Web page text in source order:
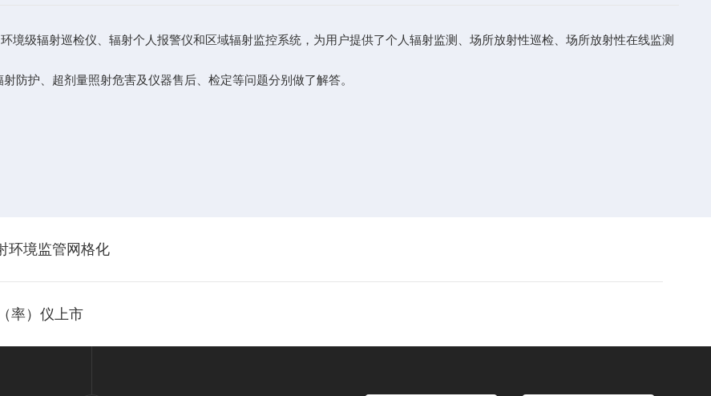
级辐射巡检仪、辐射个人报警仪和区域辐射监控系统，为用户提供了个人辐射监测、场所放射性巡检、场所放射性在线监测
护、超剂量照射危害及仪器售后、检定等问题分别做了解答。
环境监管网格化
率）仪上市